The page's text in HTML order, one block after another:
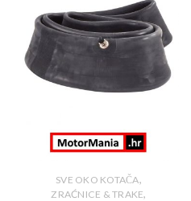
SVE OKO KOTAČA,
ZRAĆNICE & TRAKE,